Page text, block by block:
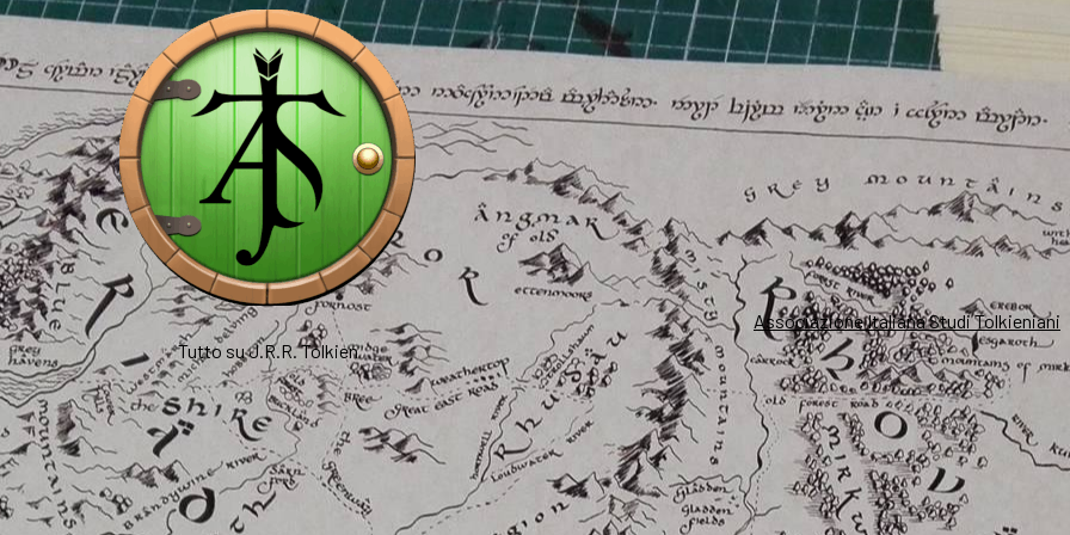
Associazione Italiana Studi Tolkieniani
Tutto su J.R.R. Tolkien